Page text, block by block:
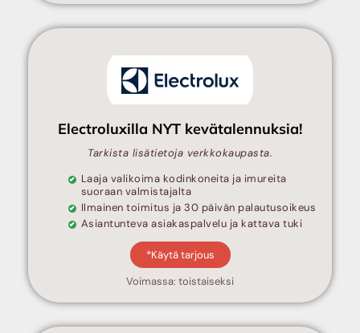
Electroluxilla NYT kevätalennuksia!
Tarkista lisätietoja verkkokaupasta.
Laaja valikoima kodinkoneita ja imureita
suoraan valmistajalta
Ilmainen toimitus ja 30 päivän palautusoikeus
Asiantunteva asiakaspalvelu ja kattava tuki
*Käytä tarjous
Voimassa: toistaiseksi